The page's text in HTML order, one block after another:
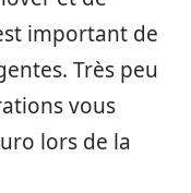
important de
Très peu
vous
lors de la